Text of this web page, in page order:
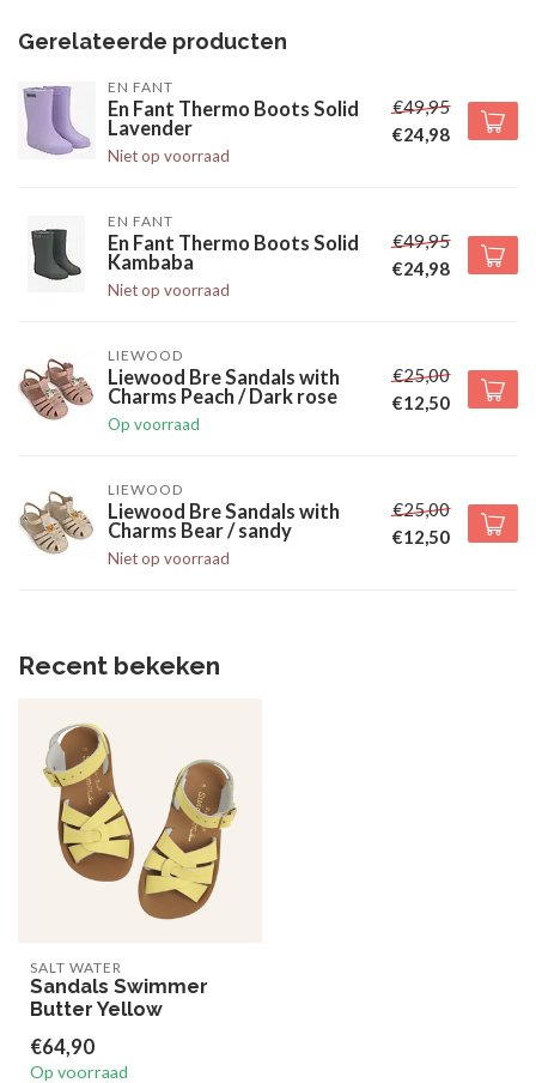
Gerelateerde producten
EN FANT
En Fant Thermo Boots Solid
Lavender
Niet op voorraad
€49,95
€24,98
EN FANT
En Fant Thermo Boots Solid
Kambaba
Niet op voorraad
€49,95
€24,98
LIEWOOD
Liewood Bre Sandals with
Charms Peach / Dark rose
Op voorraad
€25,00
€12,50
LIEWOOD
Liewood Bre Sandals with
Charms Bear / sandy
Niet op voorraad
€25,00
€12,50
Recent bekeken
SALT WATER
Sandals Swimmer
Butter Yellow
€64,90
Op voorraad